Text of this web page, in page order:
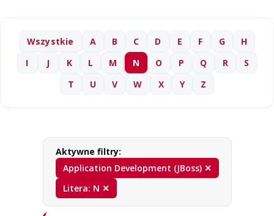
Wszystkie A B C D E F G
H
I
J K L M N O P Q R
S
T
U V W X Y Z
Aktywne filtry:
Application Development (JBoss) ✕
Litera: N ✕